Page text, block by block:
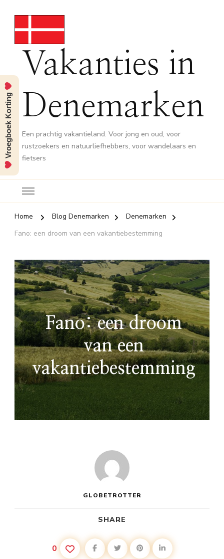
Vakanties in
Denemarken
Een prachtig vakantieland. Voor jong en oud, voor
rustzoekers en natuurliefhebbers, voor wandelaars en
fietsers
Home Blog Denemarken
Denemarken
Fano: een droom van een vakantiebestemming
Fano: een droom
van een
vakantiebestemming
GLOBETROTTER
SHARE
0
Vroegboek Korting